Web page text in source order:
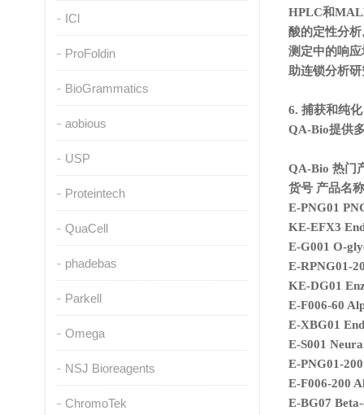
ICl
ProFoldin
BioGrammatics
aobious
USP
Proteintech
QuaCell
phadebas
Parkell
Omega
NSJ Bioreagents
ChromoTek
HPLC和
酸的定性分
测定中的响
助连锁分析
6. 捕获和纯
QA-Bio提供
QA-Bio 热门
货号 产品名
E-PNG01
KE-EFX3
E-G001 O-
E-RPNG01-
KE-DG01
E-F006-60
E-XBG01
E-S001
E-PNG01-
E-F006-200
E-BG07